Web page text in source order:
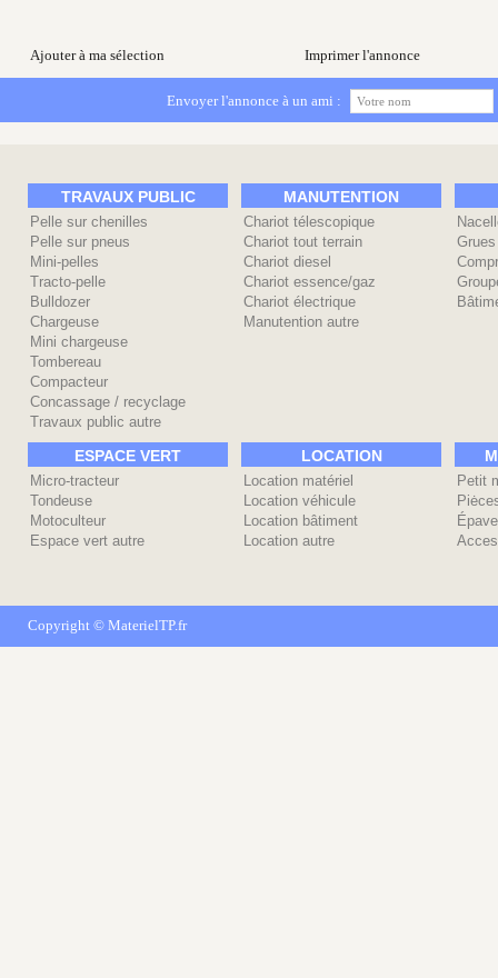
Ajouter à ma sélection Imprimer l'annonce
Envoyer l'annonce à un ami :
TRAVAUX PUBLIC
Pelle sur chenilles
Pelle sur pneus
Mini-pelles
Tracto-pelle
Bulldozer
Chargeuse
Mini chargeuse
Tombereau
Compacteur
Concassage / recyclage
Travaux public autre
MANUTENTION
Chariot télescopique
Chariot tout terrain
Chariot diesel
Chariot essence/gaz
Chariot électrique
Manutention autre
Grues
ESPACE VERT
Micro-tracteur
Tondeuse
Motoculteur
Espace vert autre
LOCATION
Location matériel
Location véhicule
Location bâtiment
Location autre
Petit
Épave
Copyright © MaterielTP.fr